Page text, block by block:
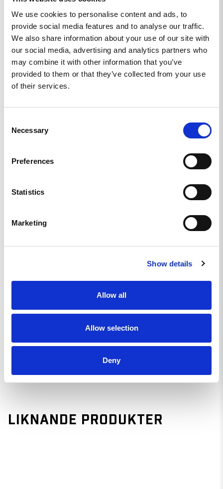
We use cookies to personalise content and ads, to
provide social media features and to analyse our traffic.
We also share information about your use of our site with
our social media, advertising and analytics partners who
may combine it with other information that you’ve
provided to them or that they’ve collected from your use
of their services.
Selection
Necessary
Preferences
Statistics
Marketing
Show details
Allow all
Allow selection
Deny
0
Skriv en recension
Ställ en fråga
Recensioner
SE
Toppen.
VERY SATISFIED
purchases.
LIKNANDE PRODUKTER